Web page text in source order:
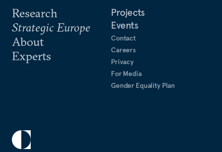
Research
Strategic Europe
About
Experts
Projects
Events
Contact
Careers
Privacy
For Media
Gender Equality Plan